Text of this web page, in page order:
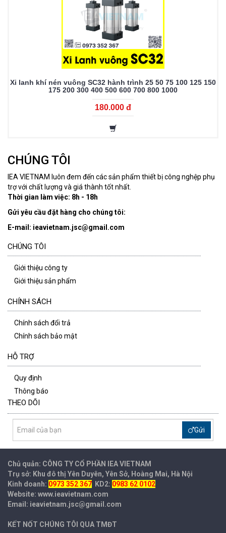
Xi lanh khí nén vuông SC32 hành trình 25 50 75 100 125 150
175 200 300 400 500 600 700 800 1000
180.000 đ
CHÚNG TÔI
IEA VIETNAM luôn đem đến các sản phẩm thiết bị công nghệp phụ
trợ với chất lượng và giá thành tốt nhất.
Thời gian làm việc: 8h - 18h
Gửi yêu cầu đặt hàng cho chúng tôi:
E-mail: ieavietnam.jsc@gmail.com
CHÚNG TÔI
Giới thiệu công ty
Giới thiệu sản phẩm
CHÍNH SÁCH
Chính sách đổi trả
Chính sách bảo mật
HỖ TRỢ
Quy định
Thông báo
THEO DÕI
Gửi
Chủ quản: CÔNG TY CỔ PHẦN IEAVIETNAM
Trụ sở: Khu đô thị Yên Duyên, Yên Sở, Hoàng Mai, Hà Nội
Kinh doanh: 0973 352 367 KD2: 0983 62 0102
Website: www.ieavietnam.com
Email: ieavietnam.jsc@gmail.com
KẾT NỐT CHÚNG TÔI QUA TMĐT